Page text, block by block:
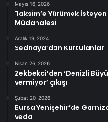
Mayıs 16, 2026
Taksim’e Yürümek
Müdahalesi
Aralık 19, 2024
Sednaya’dan Kurtulanlar
Nisan 26, 2026
Zekbekci’den ‘Denizli
vermiyor’ çıkışı
Şubat 20, 2026
Bursa Yenişehir’de
veda